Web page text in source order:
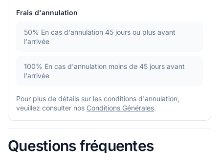
Frais d'annulation
50% En cas d'annulation 45 jours ou plus avant
l'arrivée
100% En cas d'annulation moins de 45 jours avant
l'arrivée
Pour plus de détails sur les conditions d'annulation,
veuillez consulter nos Conditions Générales.
Questions fréquentes